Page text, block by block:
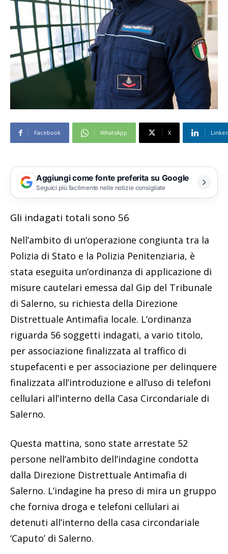
Facebook WhatsApp X
Aggiungi come fonte preferita su Google
Seguici più facilmente nelle notizie consigliate
Gli indagati totali sono 56
Nell’ambito di un’operazione congiunta tra la
Polizia di Stato e la Polizia Penitenziaria, è
stata eseguita un’ordinanza di applicazione di
misure cautelari emessa dal Gip del Tribunale
di Salerno, su richiesta della Direzione
Distrettuale Antimafia locale. L’ordinanza
riguarda 56 soggetti indagati, a vario titolo,
per associazione finalizzata al traffico di
stupefacenti e per associazione per delinquere
finalizzata all’introduzione e all’uso di telefoni
cellulari all’interno della Casa Circondariale di
Salerno.
Questa mattina, sono state arrestate 52
persone nell’ambito dell’indagine condotta
dalla Direzione Distrettuale Antimafia di
Salerno. L’indagine ha preso di mira un gruppo
che forniva droga e telefoni cellulari ai
detenuti all’interno della casa circondariale
‘Caputo’ di Salerno.